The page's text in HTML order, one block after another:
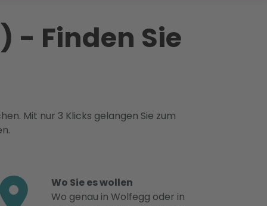
- Finden Sie
Mit nur 3 Klicks gelangen Sie zum
Wo Sie es wollen
Wo genau in Wolfegg oder in